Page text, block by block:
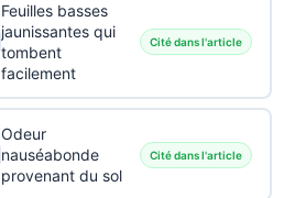
Feuilles basses
jaunissantes qui
tombent
facilement
Cité dans l'article
Odeur
nauséabonde
provenant du sol
Cité dans l'article